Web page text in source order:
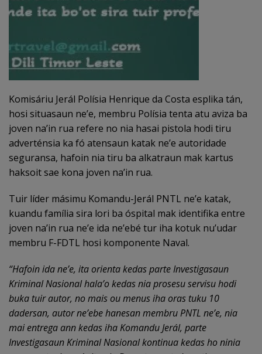
Komisáriu Jerál Polísia Henrique da Costa esplika tán,
hosi situasaun ne’e, membru Polísia tenta atu aviza ba
joven na’in rua refere no nia hasai pistola hodi tiru
adverténsia ka fó atensaun katak ne’e autoridade
seguransa, hafoin nia tiru ba alkatraun mak kartus
haksoit sae kona joven na’in rua.
Tuir líder másimu Komandu-Jerál PNTL ne’e katak,
kuandu família sira lori ba óspital mak identifika entre
joven na’in rua ne’e ida ne’ebé tur iha kotuk nu’udar
membru F-FDTL hosi komponente Naval.
“Hafoin ida ne’e, ita orienta kedas parte Investigasaun
Kriminal Nasional hala’o kedas nia prosesu servisu hodi
buka tuir autor, no mais ou menus iha oras tuku 10
dadersan, autor ne’ebe hanesan membru PNTL ne’e, nia
mai entrega ann kedas iha Komandu Jerál, parte
Investigasaun Kriminal Nasional kontinua kedas ho ninia